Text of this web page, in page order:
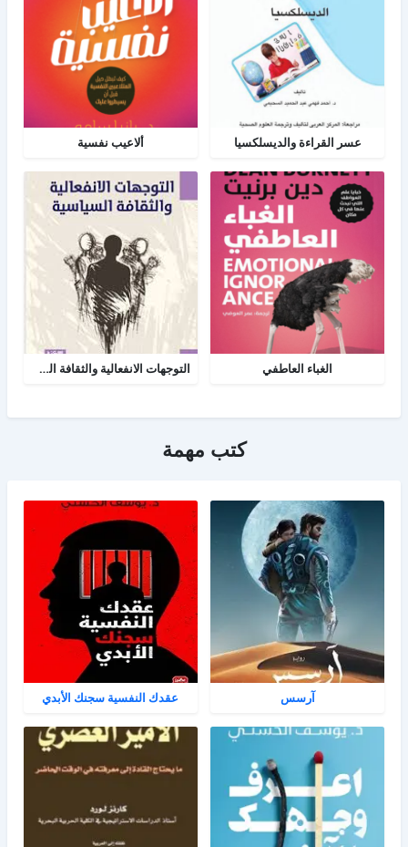
عسر القراءة والديسلكسيا ألاعيب نفسية
الغباء العاطفي التوجهات الانفعالية والثقافة السياسية
كتب مهمة
آرسس عقدك النفسية سجنك الأبدي